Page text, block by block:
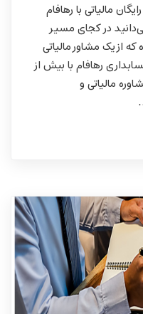
مالیاتی با رهافام
در کجای مسیر
از یک مشاور مالیاتی
رهافام با بیش از
مالیاتی و